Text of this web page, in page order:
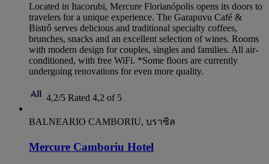
Located in Itacorubi, Mercure Florianópolis opens its doors to
travelers for a unique experience. The Garapuvu Café &
Bistrô serves delicious and traditional specialty coffees,
brunches, snacks and an excellent selection of wines. Rooms
with modern design for couples, singles and families. All air-
conditioned, with free WiFi. *Some floors are currently
undergoing renovations for even more quality.
4,2/5 Rated 4,2 of 5
BALNEARIO CAMBORIU, บราซิล
Mercure Camboriu Hotel